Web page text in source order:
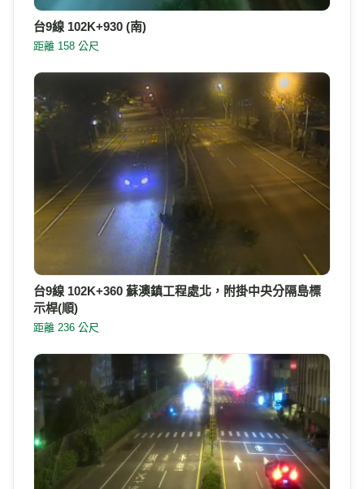
台9線 102K+930 (南)
距離 158 公尺
台9線 102K+360 蘇澳鎮工程處北，附掛中央分隔島標
示桿(順)
距離 236 公尺